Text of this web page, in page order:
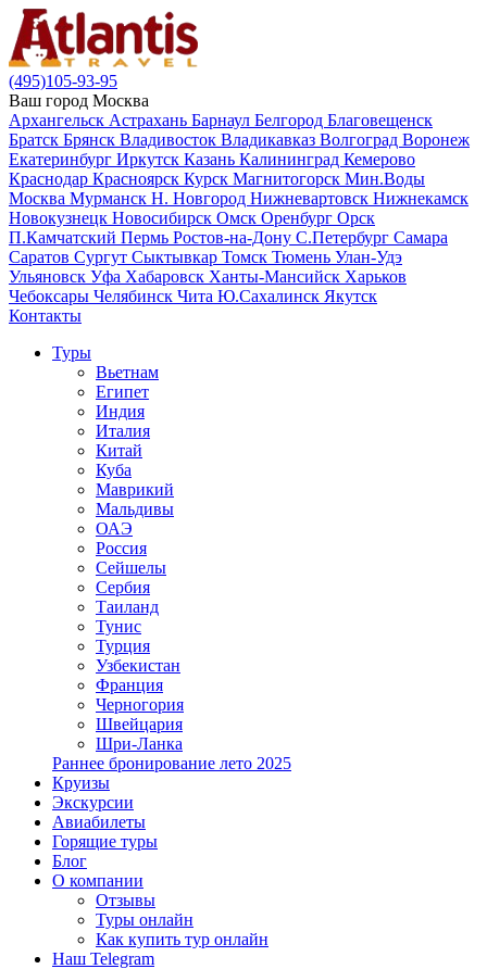
(495)105-93-95
Ваш город Москва
Архангельск Астрахань Барнаул Белгород Благовещенск
Братск Брянск Владивосток Владикавказ Волгоград Воронеж
Екатеринбург Иркутск Казань Калининград Кемерово
Краснодар Красноярск Курск Магнитогорск Мин.Воды
Москва Мурманск Н. Новгород Нижневартовск Нижнекамск
Новокузнецк Новосибирск Омск Оренбург Орск
П.Камчатский Пермь Ростов-на-Дону С.Петербург Самара
Саратов Сургут Сыктывкар Томск Тюмень Улан-Удэ
Ульяновск Уфа Хабаровск Ханты-Мансийск Харьков
Чебоксары Челябинск Чита Ю.Сахалинск Якутск
Контакты
Туры
Вьетнам
Египет
Индия
Италия
Китай
Куба
Маврикий
Мальдивы
ОАЭ
Россия
Сейшелы
Сербия
Таиланд
Тунис
Турция
Узбекистан
Франция
Черногория
Швейцария
Шри-Ланка
Раннее бронирование лето 2025
Круизы
Экскурсии
Авиабилеты
Горящие туры
Блог
О компании
Отзывы
Туры онлайн
Как купить тур онлайн
Наш Telegram